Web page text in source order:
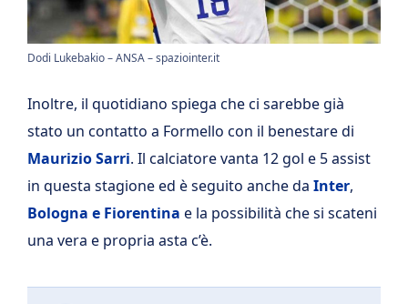
Dodi Lukebakio – ANSA – spaziointer.it
Inoltre, il quotidiano spiega che ci sarebbe già
stato un contatto a Formello con il benestare di
Maurizio Sarri. Il calciatore vanta 12 gol e 5 assist
in questa stagione ed è seguito anche da Inter,
Bologna e Fiorentina e la possibilità che si scateni
una vera e propria asta c’è.